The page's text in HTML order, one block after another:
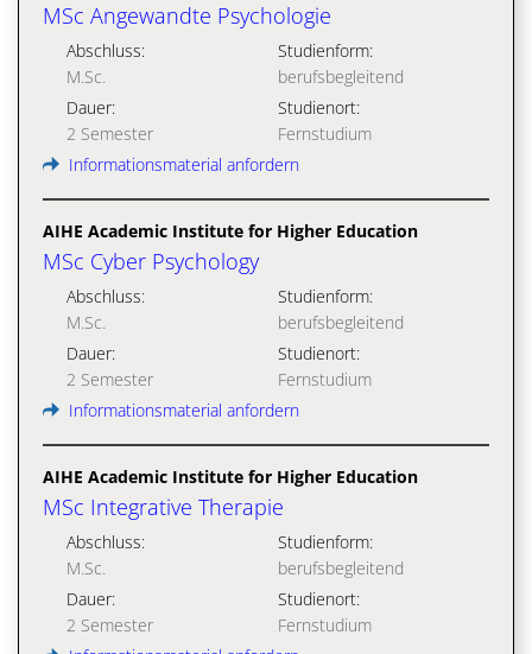
MSc Angewandte Psychologie
Abschluss:
M.Sc.
Studienform:
berufsbegleitend
Dauer:
2 Semester
Studienort:
Fernstudium
Informationsmaterial anfordern
AIHE Academic Institute for Higher Education
MSc Cyber Psychology
Abschluss:
M.Sc.
Studienform:
berufsbegleitend
Dauer:
2 Semester
Studienort:
Fernstudium
Informationsmaterial anfordern
AIHE Academic Institute for Higher Education
MSc Integrative Therapie
Abschluss:
M.Sc.
Studienform:
berufsbegleitend
Dauer:
2 Semester
Studienort:
Fernstudium